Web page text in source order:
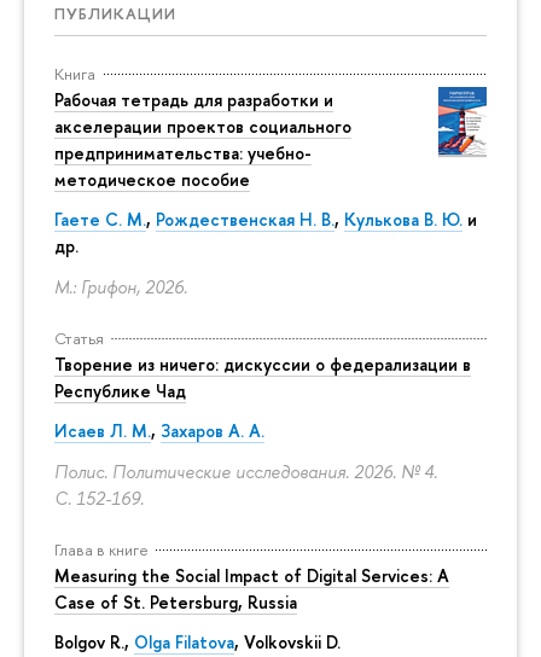
ПУБЛИКАЦИИ
Книга
Рабочая тетрадь для разработки и
акселерации проектов социального
предпринимательства: учебно-
методическое пособие
Гаете С. М., Рождественская Н. В., Кулькова В. Ю. и
др.
М.: Грифон, 2026.
Статья
Творение из ничего: дискуссии о федерализации в
Республике Чад
Исаев Л. М., Захаров А. А.
Полис. Политические исследования. 2026. № 4.
С. 152-169.
Глава в книге
Measuring the Social Impact of Digital Services: A
Case of St. Petersburg, Russia
Bolgov R., Olga Filatova, Volkovskii D.